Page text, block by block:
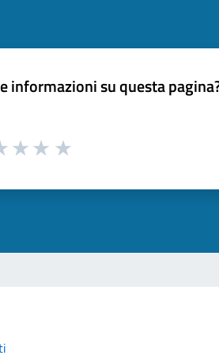
informazioni su questa